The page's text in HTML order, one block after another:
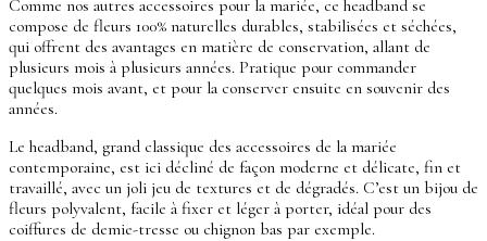
Comme nos autres accessoires pour la mariée, ce headband se
compose de fleurs 100% naturelles durables, stabilisées et séchées,
qui offrent des avantages en matière de conservation, allant de
plusieurs mois à plusieurs années. Pratique pour commander
quelques mois avant, et pour la conserver ensuite en souvenir des
années.
Le headband, grand classique des accessoires de la mariée
contemporaine, est ici décliné de façon moderne et délicate, fin et
travaillé, avec un joli jeu de textures et de dégradés. C’est un bijou de
fleurs polyvalent, facile à fixer et léger à porter, idéal pour des
coiffures de demie-tresse ou chignon bas par exemple.